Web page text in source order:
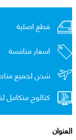
قطع اصلية
اسعار منافسة
شحن لجميع
كتالوج متكامل
العنوان